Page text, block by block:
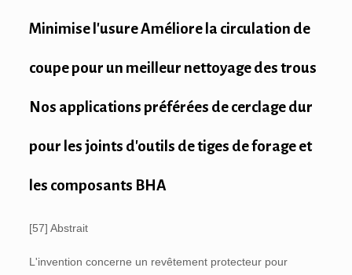
Minimise l'usure Améliore la circulation de
coupe pour un meilleur nettoyage des trous
Nos applications préférées de cerclage dur
pour les joints d'outils de tiges de forage et
les composants BHA
[57] Abstrait
L'invention concerne un revêtement protecteur pour